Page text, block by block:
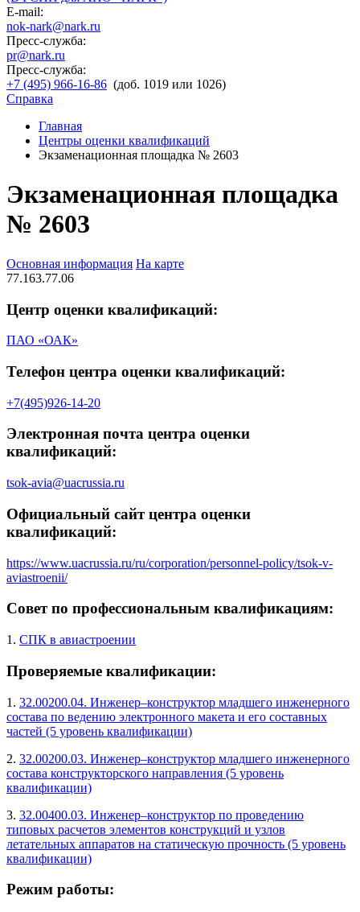
E-mail:
nok-nark@nark.ru
Пресс-служба:
pr@nark.ru
Пресс-служба:
+7 (495) 966-16-86 (доб. 1019 или 1026)
Справка
Главная
Центры оценки квалификаций
Экзаменационная площадка № 2603
Экзаменационная площадка
№ 2603
Основная информация На карте
77.163.77.06
Центр оценки квалификаций:
ПАО «ОАК»
Телефон центра оценки квалификаций:
+7(495)926-14-20
Электронная почта центра оценки
квалификаций:
tsok-avia@uacrussia.ru
Официальный сайт центра оценки
квалификаций:
https://www.uacrussia.ru/ru/corporation/personnel-policy/tsok-v-
aviastroenii/
Совет по профессиональным квалификациям:
1. СПК в авиастроении
Проверяемые квалификации:
1. 32.00200.04. Инженер–конструктор младшего инженерного
состава по ведению электронного макета и его составных
частей (5 уровень квалификации)
2. 32.00200.03. Инженер–конструктор младшего инженерного
состава конструкторского направления (5 уровень
квалификации)
3. 32.00400.03. Инженер–конструктор по проведению
типовых расчетов элементов конструкций и узлов
летательных аппаратов на статическую прочность (5 уровень
квалификации)
Режим работы: